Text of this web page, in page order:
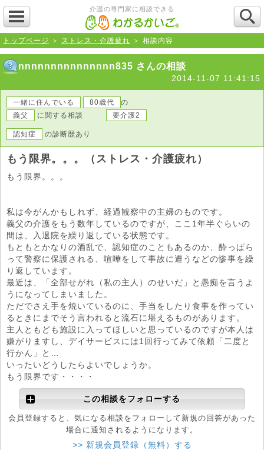
介護の専門家に相談できる
トップページ ＞ ストレス・介護疲れ ＞ 相談内容
nnnnnnnnnnnnnnn835 さんの相談
2014-11-07 11:41:15
一緒に住んでいる 80歳代
の
義父
に関する相談 要介護2
認知症 の診断歴あり
もう限界。。。（ストレス・介護疲れ）
もう限界。。。
私は今がんかもしれず、経過観察中の主婦のものです。
義父の介護をもう数年しているのですが、ここ1年半ぐらいの
間は、入退院を繰り返している状態です。
もともとかなりの酒乱で、認知症のこともあるのか、酔っぱら
って警察に保護される、喧嘩をして事故に遭うなどの惨事を繰
り返しています。
最近は、「全部せがれ（私の主人）のせいだ」と愚痴を言うよ
うになってしまいました。
ただでさえ手を焼いているのに、手当をしたり食事を作ってい
るときにまでそう言われると流石に堪えるものがあります。
主人ともども施設に入ってほしいと思っているのですが本人は
嫌がりますし、デイサービスには1回行ってみて依頼「二度と
行かん」と…
いったいどうしたらよいでしょうか。
もう限界です・・・・
この相談をフォローする
会員登録すると、気になる相談をフォローして新規の回答があった
場合に通知されるようになります。
>> 新規会員登録（無料）する